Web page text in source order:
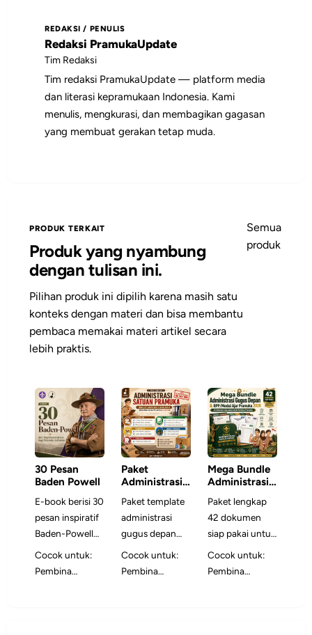
catatan pembinaan, atau rujukan saat
menyiapkan kegiatan.
REDAKSI / PENULIS
Redaksi PramukaUpdate
Tim Redaksi
Tim redaksi PramukaUpdate — platform media
dan literasi kepramukaan Indonesia. Kami
menulis, mengkurasi, dan membagikan gagasan
yang membuat gerakan tetap muda.
PRODUK TERKAIT
Produk yang nyambung
dengan tulisan ini.
Pilihan produk ini dipilih karena masih satu
konteks dengan materi dan bisa membantu
pembaca memakai materi artikel secara
lebih praktis.
Semua
produk
30 Pesan
Baden Powell
E-book berisi 30
pesan inspiratif
Baden-Powell
yang
dikembangkan
Cocok untuk:
Pembina
Paket
Administrasi
Pramuka
Paket template
administrasi
gugus depan
siap edit untuk
membuat
Cocok untuk:
Pembina
Mega Bundle
Administrasi
& RPP/Modul
Ajar Pramuka
2026
Paket lengkap
42 dokumen
siap pakai untuk
Pembina
Pramuka —
Cocok untuk:
Pembina